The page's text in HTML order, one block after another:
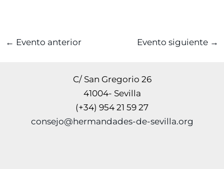
← Evento anterior Evento siguiente →
C/ San Gregorio 26
41004- Sevilla
(+34) 954 21 59 27
consejo@hermandades-de-sevilla.org